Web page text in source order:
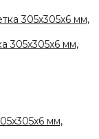
305х305x6 мм,